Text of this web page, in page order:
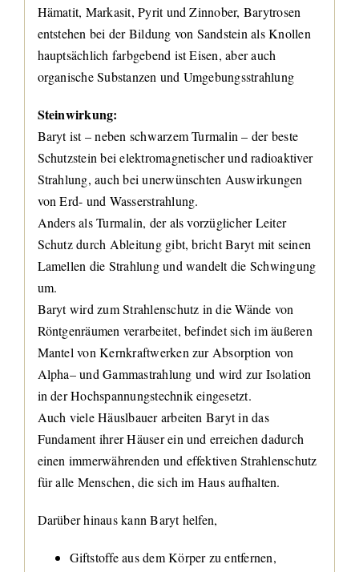
Hämatit, Markasit, Pyrit und Zinnober, Barytrosen
entstehen bei der Bildung von Sandstein als Knollen
hauptsächlich farbgebend ist Eisen, aber auch
organische Substanzen und Umgebungsstrahlung
Steinwirkung:
Baryt ist – neben schwarzem Turmalin – der beste
Schutzstein bei elektromagnetischer und radioaktiver
Strahlung, auch bei unerwünschten Auswirkungen
von Erd- und Wasserstrahlung.
Anders als Turmalin, der als vorzüglicher Leiter
Schutz durch Ableitung gibt, bricht Baryt mit seinen
Lamellen die Strahlung und wandelt die Schwingung
um.
Baryt wird zum Strahlenschutz in die Wände von
Röntgenräumen verarbeitet, befindet sich im äußeren
Mantel von Kernkraftwerken zur Absorption von
Alpha– und Gammastrahlung und wird zur Isolation
in der Hochspannungstechnik eingesetzt.
Auch viele Häuslbauer arbeiten Baryt in das
Fundament ihrer Häuser ein und erreichen dadurch
einen immerwährenden und effektiven Strahlenschutz
für alle Menschen, die sich im Haus aufhalten.
Darüber hinaus kann Baryt helfen,
Giftstoffe aus dem Körper zu entfernen,